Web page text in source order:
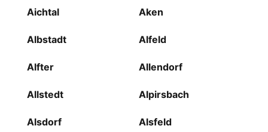
Aichtal Aken
Albstadt Alfeld
Alfter Allendorf
Allstedt Alpirsbach
Alsdorf Alsfeld